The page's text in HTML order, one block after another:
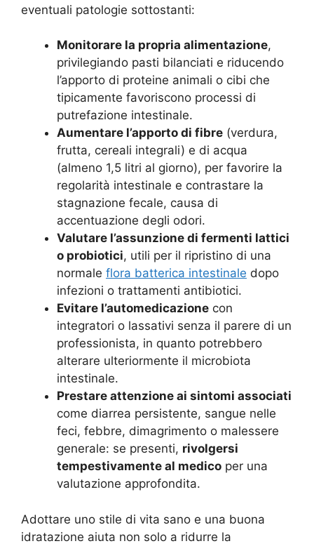
eventuali patologie sottostanti:
Monitorare la propria alimentazione,
privilegiando pasti bilanciati e riducendo
l’apporto di proteine animali o cibi che
tipicamente favoriscono processi di
putrefazione intestinale.
Aumentare l’apporto di fibre (verdura,
frutta, cereali integrali) e di acqua
(almeno 1,5 litri al giorno), per favorire la
regolarità intestinale e contrastare la
stagnazione fecale, causa di
accentuazione degli odori.
Valutare l’assunzione di fermenti lattici
o probiotici, utili per il ripristino di una
normale flora batterica intestinale dopo
infezioni o trattamenti antibiotici.
Evitare l’automedicazione con
integratori o lassativi senza il parere di un
professionista, in quanto potrebbero
alterare ulteriormente il microbiota
intestinale.
Prestare attenzione ai sintomi associati
come diarrea persistente, sangue nelle
feci, febbre, dimagrimento o malessere
generale: se presenti, rivolgersi
tempestivamente al medico per una
valutazione approfondita.
Adottare uno stile di vita sano e una buona
idratazione aiuta non solo a ridurre la